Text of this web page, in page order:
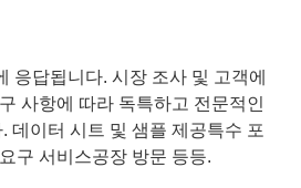
응답됩니다. 시장 조사 및 고객에
사항에 따라 독특하고 전문적인
데이터 시트 및 샘플 제공특수 포
구 서비스공장 방문 등등.